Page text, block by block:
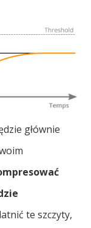
głównie
te szczyty,